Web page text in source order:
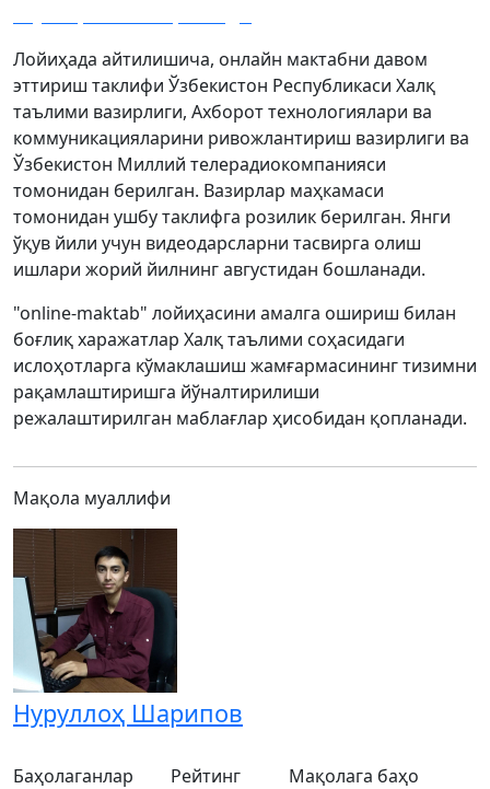
Лойиҳада айтилишича, онлайн мактабни давом
эттириш таклифи Ўзбекистон Республикаси Халқ
таълими вазирлиги, Ахборот технологиялари ва
коммуникацияларини ривожлантириш вазирлиги ва
Ўзбекистон Миллий телерадиокомпанияси
томонидан берилган. Вазирлар маҳкамаси
томонидан ушбу таклифга розилик берилган. Янги
ўқув йили учун видеодарсларни тасвирга олиш
ишлари жорий йилнинг августидан бошланади.
"online-maktab" лойиҳасини амалга ошириш билан
боғлиқ харажатлар Халқ таълими соҳасидаги
ислоҳотларга кўмаклашиш жамғармасининг тизимни
рақамлаштиришга йўналтирилиши
режалаштирилган маблағлар ҳисобидан қопланади.
Мақола муаллифи
Нуруллоҳ Шарипов
Баҳолаганлар
Рейтинг
Мақолага баҳо